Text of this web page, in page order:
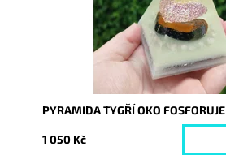
PYRAMIDA TYGŘÍ OKO FOSFORUJE
1 050 Kč